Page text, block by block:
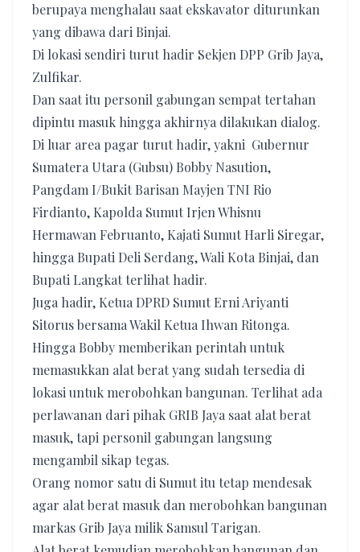
berupaya menghalau saat ekskavator diturunkan
yang dibawa dari Binjai.
Di lokasi sendiri turut hadir Sekjen DPP Grib Jaya,
Zulfikar.
Dan saat itu personil gabungan sempat tertahan
dipintu masuk hingga akhirnya dilakukan dialog.
Di luar area pagar turut hadir, yakni Gubernur
Sumatera Utara (Gubsu) Bobby Nasution,
Pangdam I/Bukit Barisan Mayjen TNI Rio
Firdianto, Kapolda Sumut Irjen Whisnu
Hermawan Februanto, Kajati Sumut Harli Siregar,
hingga Bupati Deli Serdang, Wali Kota Binjai, dan
Bupati Langkat terlihat hadir.
Juga hadir, Ketua DPRD Sumut Erni Ariyanti
Sitorus bersama Wakil Ketua Ihwan Ritonga.
Hingga Bobby memberikan perintah untuk
memasukkan alat berat yang sudah tersedia di
lokasi untuk merobohkan bangunan. Terlihat ada
perlawanan dari pihak GRIB Jaya saat alat berat
masuk, tapi personil gabungan langsung
mengambil sikap tegas.
Orang nomor satu di Sumut itu tetap mendesak
agar alat berat masuk dan merobohkan bangunan
markas Grib Jaya milik Samsul Tarigan.